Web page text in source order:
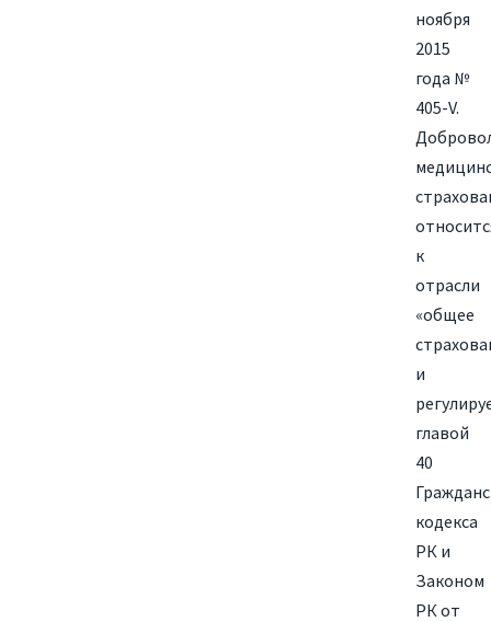
ноября
2015
года №
405-V.
к
отрасли
«общее
и
главой
40
кодекса
РК и
Законом
РК от